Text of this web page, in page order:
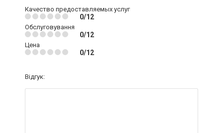
Качество предоставляемых услуг
0/12
Обслуговування
0/12
Цена
0/12
Відгук: